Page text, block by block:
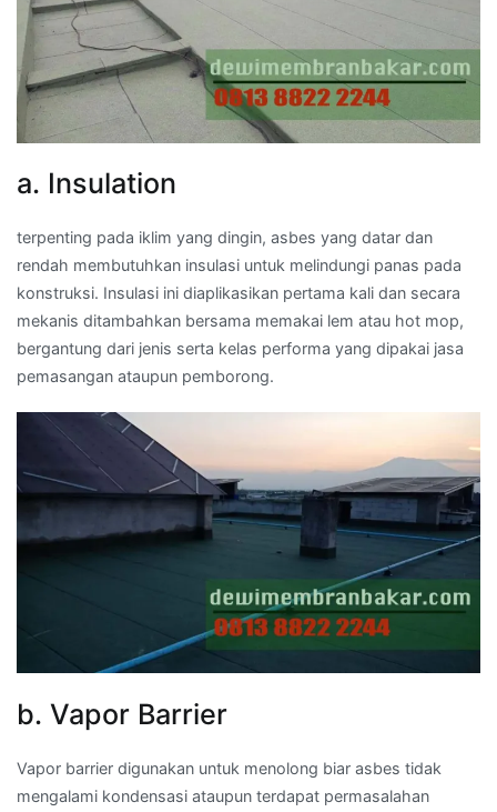
a. Insulation
terpenting pada iklim yang dingin, asbes yang datar dan
rendah membutuhkan insulasi untuk melindungi panas pada
konstruksi. Insulasi ini diaplikasikan pertama kali dan secara
mekanis ditambahkan bersama memakai lem atau hot mop,
bergantung dari jenis serta kelas performa yang dipakai jasa
pemasangan ataupun pemborong.
b. Vapor Barrier
Vapor barrier digunakan untuk menolong biar asbes tidak
mengalami kondensasi ataupun terdapat permasalahan